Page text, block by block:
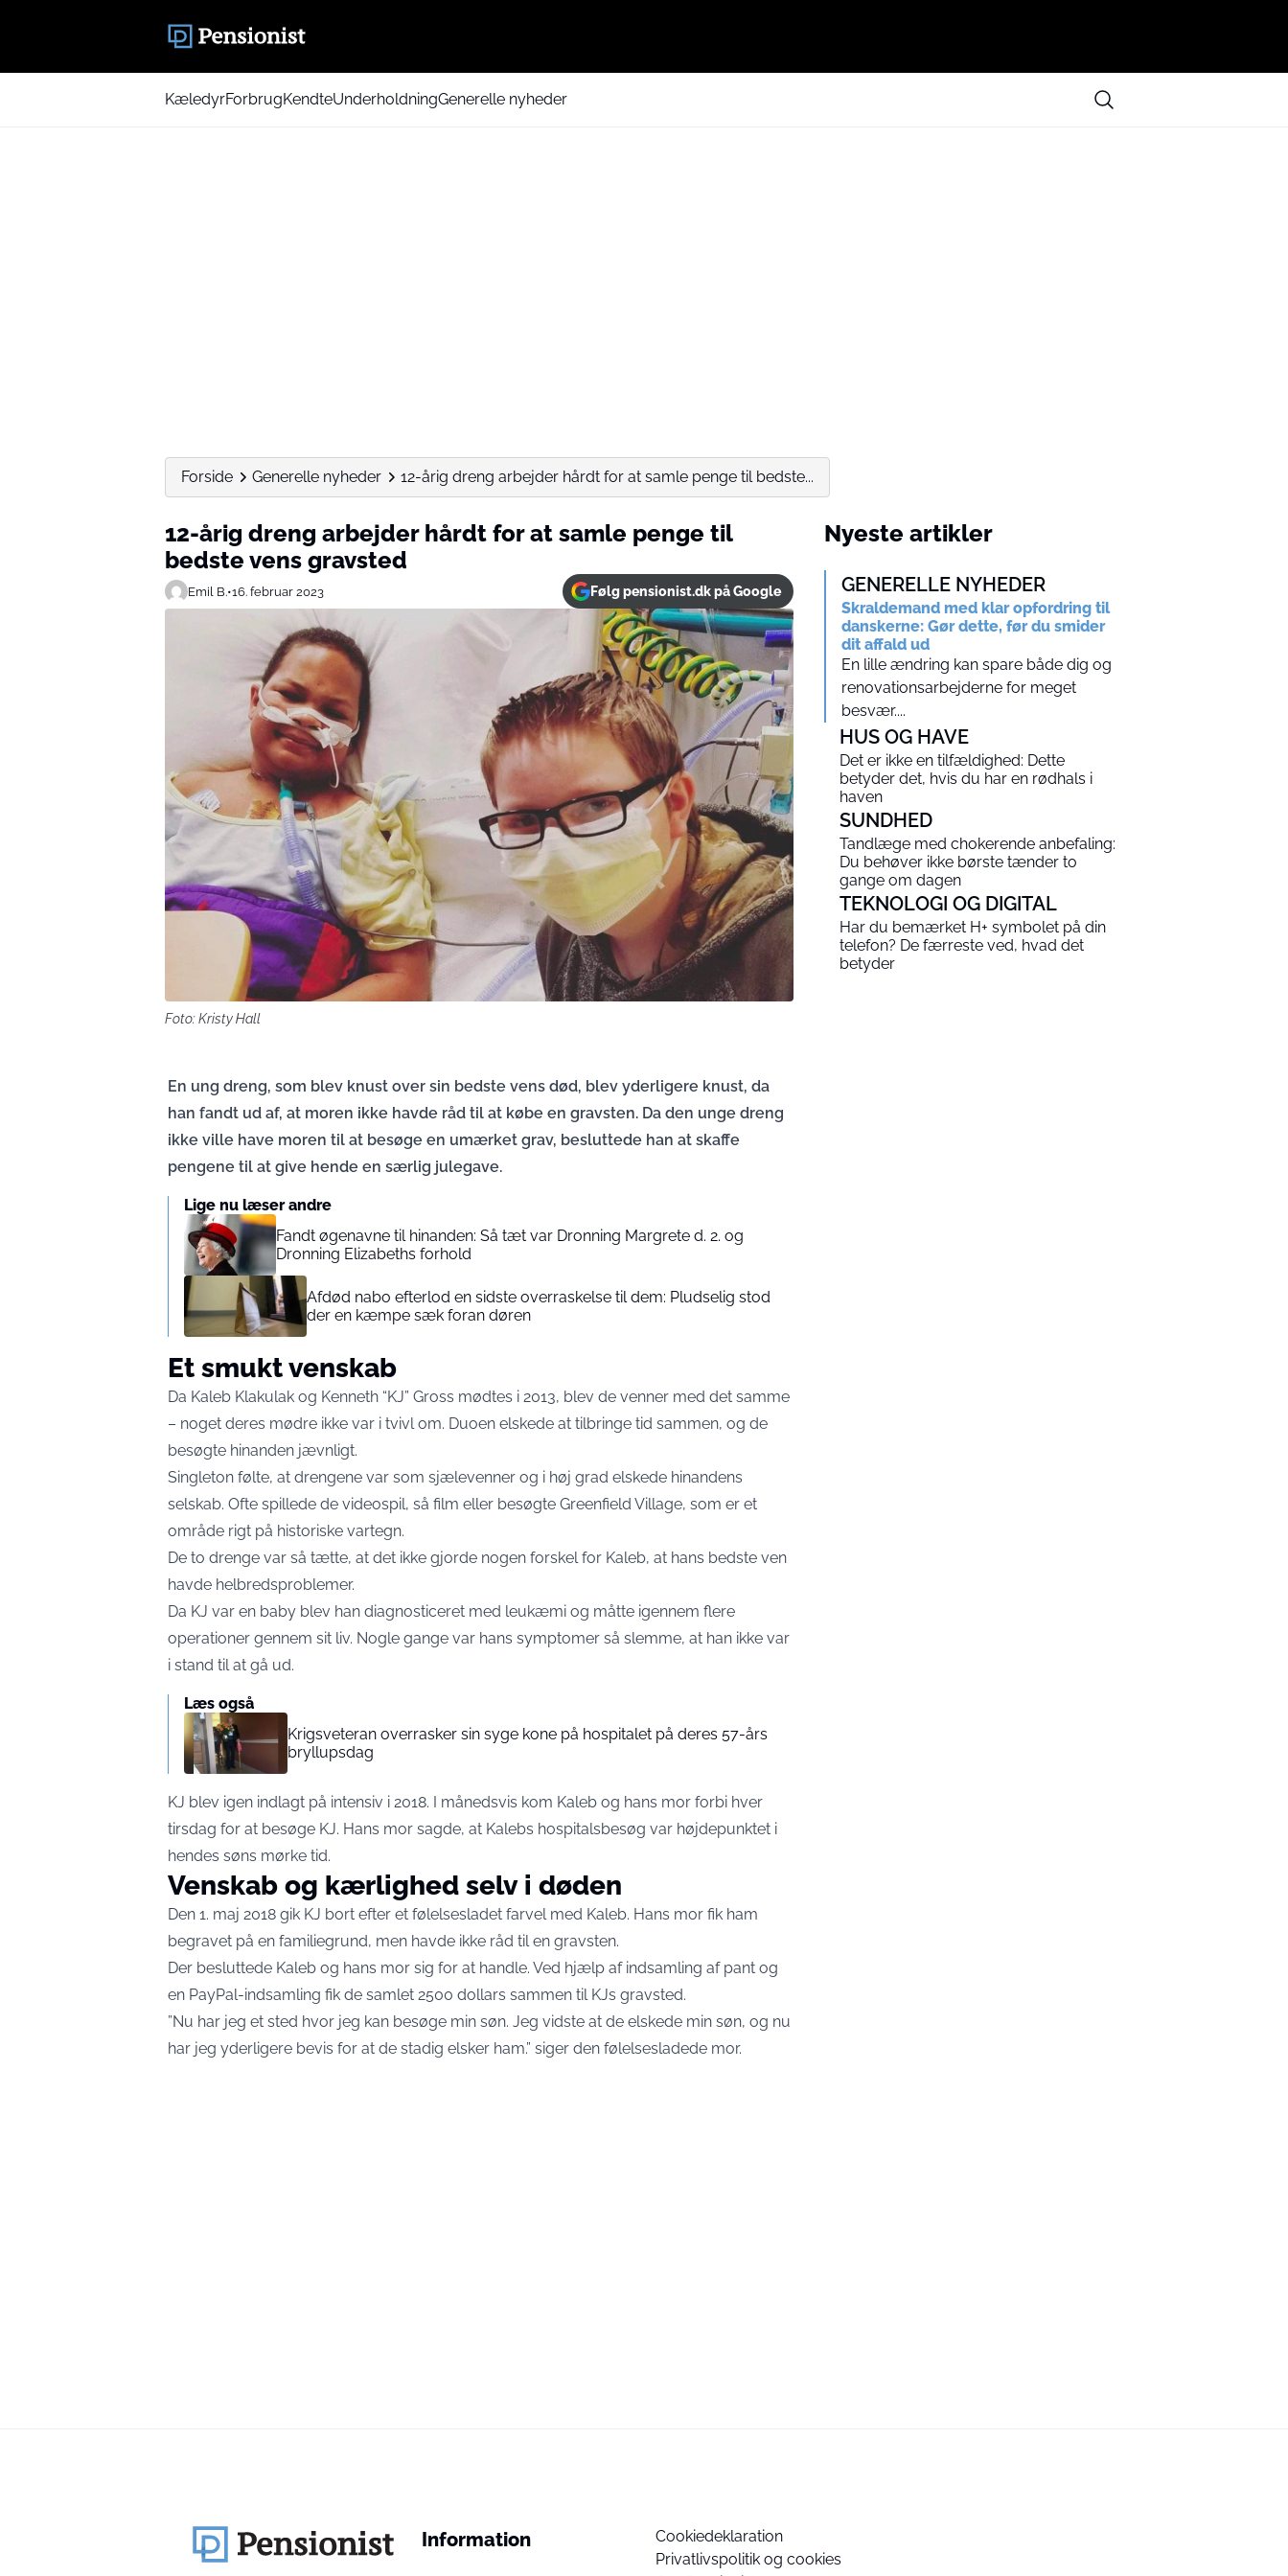
KæledyrForbrugKendteUnderholdningGenerelle nyheder
Forside Generelle nyheder 12-årig dreng arbejder hårdt for at samle penge til bedste...
12-årig dreng arbejder hårdt for at samle penge til
bedste vens gravsted
Emil B.•16. februar 2023 Følg pensionist.dk på Google
Foto: Kristy Hall
En ung dreng, som blev knust over sin bedste vens død, blev yderligere knust, da
han fandt ud af, at moren ikke havde råd til at købe en gravsten. Da den unge dreng
ikke ville have moren til at besøge en umærket grav, besluttede han at skaffe
pengene til at give hende en særlig julegave.
Lige nu læser andre
Fandt øgenavne til hinanden: Så tæt var Dronning Margrete d. 2. og
Dronning Elizabeths forhold
Afdød nabo efterlod en sidste overraskelse til dem: Pludselig stod
der en kæmpe sæk foran døren
Et smukt venskab
Da Kaleb Klakulak og Kenneth “KJ” Gross mødtes i 2013, blev de venner med det samme
– noget deres mødre ikke var i tvivl om. Duoen elskede at tilbringe tid sammen, og de
besøgte hinanden jævnligt.
Singleton følte, at drengene var som sjælevenner og i høj grad elskede hinandens
selskab. Ofte spillede de videospil, så film eller besøgte Greenfield Village, som er et
område rigt på historiske vartegn.
De to drenge var så tætte, at det ikke gjorde nogen forskel for Kaleb, at hans bedste ven
havde helbredsproblemer.
Da KJ var en baby blev han diagnosticeret med leukæmi og måtte igennem flere
operationer gennem sit liv. Nogle gange var hans symptomer så slemme, at han ikke var
i stand til at gå ud.
Læs også
Krigsveteran overrasker sin syge kone på hospitalet på deres 57-års
bryllupsdag
KJ blev igen indlagt på intensiv i 2018. I månedsvis kom Kaleb og hans mor forbi hver
tirsdag for at besøge KJ. Hans mor sagde, at Kalebs hospitalsbesøg var højdepunktet i
hendes søns mørke tid.
Venskab og kærlighed selv i døden
Den 1. maj 2018 gik KJ bort efter et følelsesladet farvel med Kaleb. Hans mor fik ham
begravet på en familiegrund, men havde ikke råd til en gravsten.
Der besluttede Kaleb og hans mor sig for at handle. Ved hjælp af indsamling af pant og
en PayPal-indsamling fik de samlet 2500 dollars sammen til KJs gravsted.
”Nu har jeg et sted hvor jeg kan besøge min søn. Jeg vidste at de elskede min søn, og nu
har jeg yderligere bevis for at de stadig elsker ham.” siger den følelsesladede mor.
Nyeste artikler
GENERELLE NYHEDER
Skraldemand med klar opfordring til
danskerne: Gør dette, før du smider
dit affald ud
En lille ændring kan spare både dig og
renovationsarbejderne for meget
besvær....
HUS OG HAVE
Det er ikke en tilfældighed: Dette
betyder det, hvis du har en rødhals i
haven
SUNDHED
Tandlæge med chokerende anbefaling:
Du behøver ikke børste tænder to
gange om dagen
TEKNOLOGI OG DIGITAL
Har du bemærket H+ symbolet på din
telefon? De færreste ved, hvad det
betyder
Information
Cookiedeklaration
Privatlivspolitik og cookies